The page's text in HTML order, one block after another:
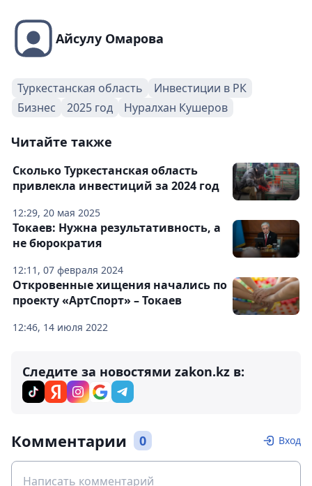
Айсулу Омарова
Туркестанская область
Инвестиции в РК
Бизнес
2025 год Нуралхан Кушеров
Читайте также
12:29, 20 мая 2025
Сколько Туркестанская область
привлекла инвестиций за 2024 год
12:11, 07 февраля 2024
Токаев: Нужна результативность, а
не бюрократия
12:46, 14 июля 2022
Откровенные хищения начались по
проекту «АртСпорт» – Токаев
Следите за новостями zakon.kz в:
Комментарии 0 Вход